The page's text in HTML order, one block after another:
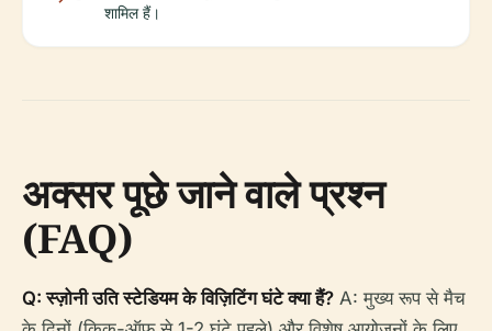
शामिल हैं।
अक्सर पूछे जाने वाले प्रश्न
(FAQ)
Q: स्ज़ोनी उति स्टेडियम के विज़िटिंग घंटे क्या हैं? A: मुख्य रूप से मैच